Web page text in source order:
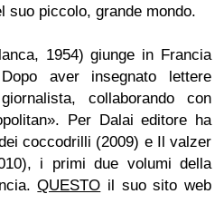
suo piccolo, grande mondo.
1954) giunge in Francia
aver insegnato lettere
collaborando con
Per Dalai editore ha
coccodrilli (2009) e Il valzer
i primi due volumi della
QUESTO il suo sito web